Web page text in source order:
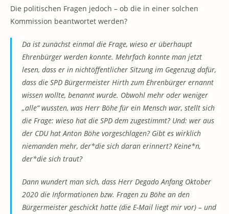
Die politischen Fragen jedoch – ob die in einer solchen
Kommission beantwortet werden?
Da ist zunächst einmal die Frage, wieso er überhaupt
Ehrenbürger werden konnte. Mehrfach konnte man jetzt
lesen, dass er in nichtöffentlicher Sitzung im Gegenzug dafür,
dass die SPD Bürgermeister Hirth zum Ehrenbürger ernannt
wissen wollte, benannt wurde. Obwohl mehr oder weniger
„alle“ wussten, was Herr Böhe für ein Mensch war, stellt sich
die Frage: wieso hat die SPD dem zugestimmt? Und: wer aus
der CDU hat Anton Böhe vorgeschlagen? Gibt es wirklich
niemanden mehr, der*die sich daran erinnert? Keine*n,
der*die sich traut?
Dann wundert man sich, dass Herr Degado Anfang Oktober
2020 die Informationen bzw. Fragen zu Böhe an den
Bürgermeister geschickt hatte (die E-Mail liegt mir vor) – und